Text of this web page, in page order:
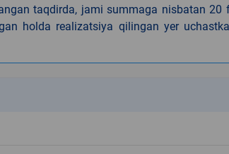
taqdirda, jami summaga nisbatan 20
holda realizatsiya qilingan yer